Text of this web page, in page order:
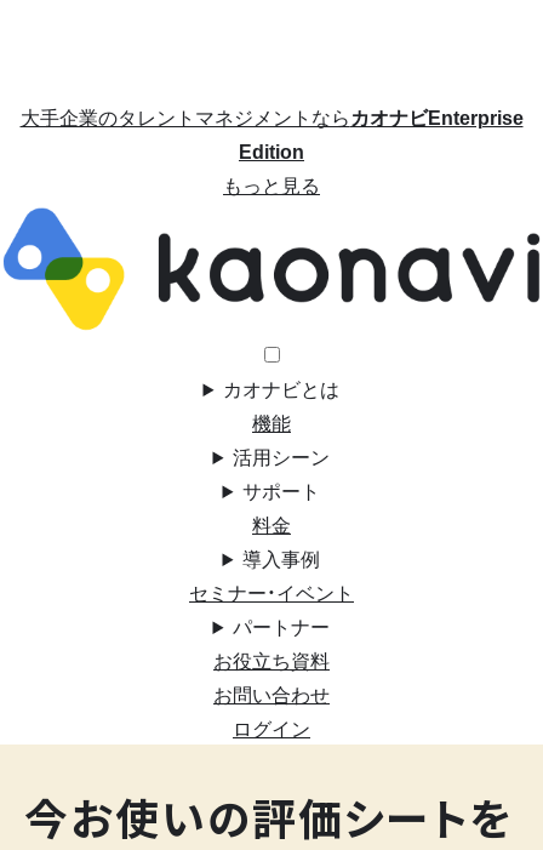
大手企業のタレントマネジメントならカオナビEnterprise
Edition
もっと見る
カオナビとは
機能
活用シーン
サポート
料金
導入事例
セミナー・イベント
パートナー
お役立ち資料
お問い合わせ
ログイン
200
今お使いの評価シートを